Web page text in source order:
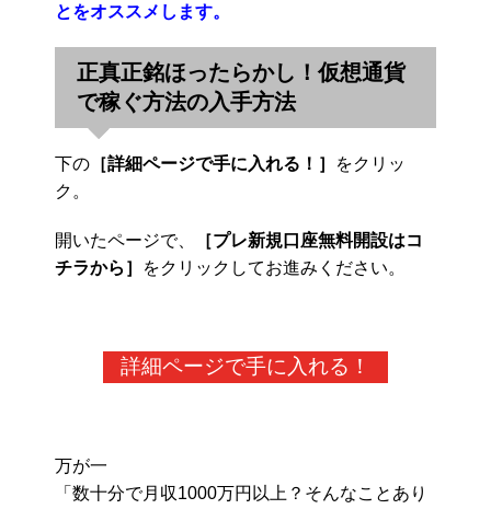
とをオススメします。
正真正銘ほったらかし！仮想通貨
で稼ぐ方法の入手方法
下の ［詳細ページで手に入れる！］
をクリッ
ク。
開いたページで、
［プレ新規口座無料開設はコ
チラから］
をクリックしてお進みください。
詳細ページで手に入れる！
万が一
「数十分で月収1000万円以上？そんなことあり